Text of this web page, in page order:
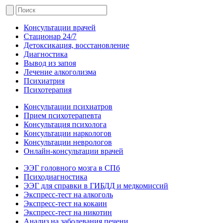
Консультации врачей
Стационар 24/7
Детоксикация, восстановление
Диагностика
Вывод из запоя
Лечение алкоголизма
Психиатрия
Психотерапия
Консультации психиатров
Прием психотерапевта
Консультация психолога
Консультации наркологов
Консультации неврологов
Онлайн-консультации врачей
ЭЭГ головного мозга в СПб
Психодиагностика
ЭЭГ для справки в ГИБДД и медкомиссий
Экспресс-тест на алкоголь
Экспресс-тест на кокаин
Экспресс-тест на никотин
Анализ на заболевания печени